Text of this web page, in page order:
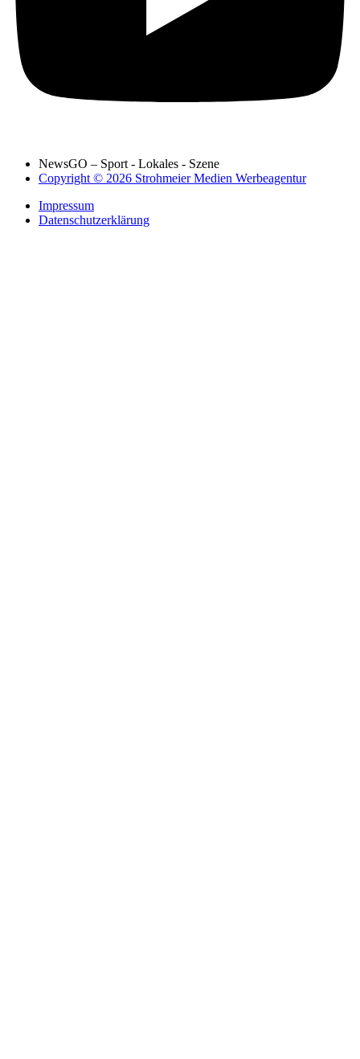
NewsGO – Sport - Lokales - Szene
Copyright © 2026 Strohmeier Medien Werbeagentur
Impressum
Datenschutzerklärung